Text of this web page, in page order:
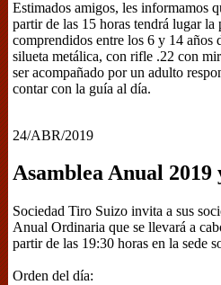
Estimados amigos, les informamos
partir de las 15 horas tendrá lugar la
comprendidos entre los 6 y 14 años
silueta metálica, con rifle .22 con
ser acompañado por un adulto
contar con la guía al día.
24/ABR/2019
Asamblea Anual
Sociedad Tiro Suizo invita a sus
Anual Ordinaria que se llevará a
partir de las 19:30 horas en la sede
Orden del día: